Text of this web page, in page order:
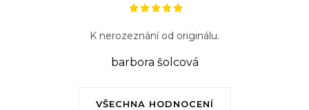
VŠECHNA HODNOCENÍ
K nerozeznání od originálu.
barbora šolcová